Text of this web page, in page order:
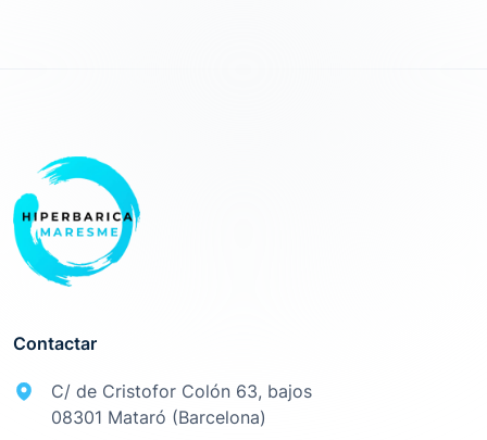
Contactar
C/ de Cristofor Colón 63, bajos
08301 Mataró (Barcelona)